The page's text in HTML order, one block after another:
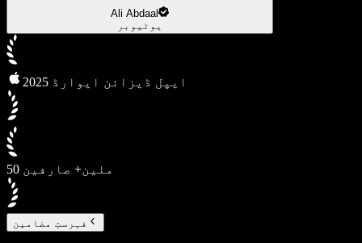
Ali Abdaal
یوٹیوبر
2025 ایپل ڈیزائن ایوارڈ
50 ملین+ صارفین
فہرستِ مضامین